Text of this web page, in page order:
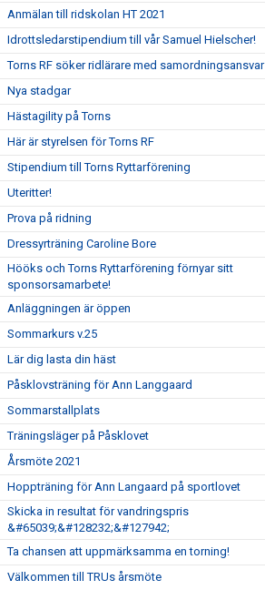
Anmälan till ridskolan HT 2021
Idrottsledarstipendium till vår Samuel Hielscher!
Torns RF söker ridlärare med samordningsansvar
Nya stadgar
Hästagility på Torns
Här är styrelsen för Torns RF
Stipendium till Torns Ryttarförening
Uteritter!
Prova på ridning
Dressyrträning Caroline Bore
Hööks och Torns Ryttarförening förnyar sitt
sponsorsamarbete!
Anläggningen är öppen
Sommarkurs v.25
Lär dig lasta din häst
Påsklovsträning för Ann Langgaard
Sommarstallplats
Träningsläger på Påsklovet
Årsmöte 2021
Hoppträning för Ann Langaard på sportlovet
Skicka in resultat för vandringspris
&#65039;&#128232;&#127942;
Ta chansen att uppmärksamma en torning!
Välkommen till TRUs årsmöte